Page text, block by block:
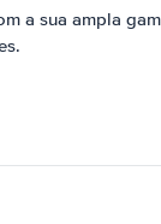
a sua ampla